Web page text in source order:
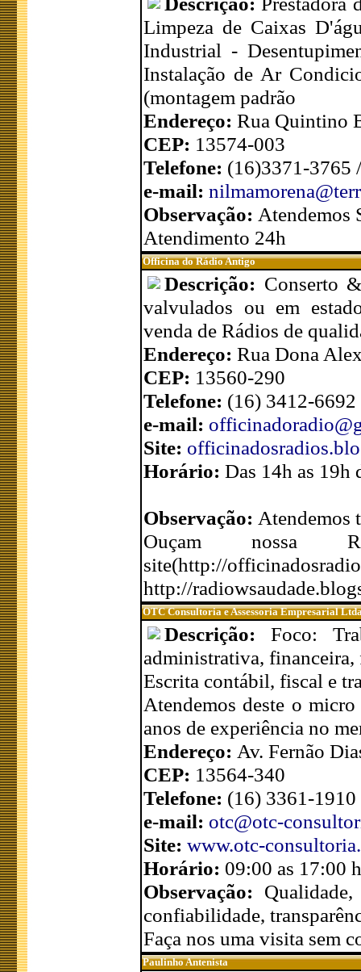
Limpeza de Caixas
Industrial -
Instalação de Ar
(montagem padrão
Endereço: Rua Quintino
CEP: 13574-003
Telefone: (16)3371-3765
e-mail:
Observação: Atendemos
Atendimento 24h
Officina do Rádio Antigo
Descrição: Conserto
valvulados ou em
venda de Rádios de
Endereço: Rua Dona
CEP: 13560-290
Telefone: (16) 3412-6692
e-mail:
Site:
Horário: Das 14h as 19h
Observação: Atendemos
Ouçam nossa
site(http://
http://
OTC Consultoria e Assessoria Empresarial
Descrição:Foco:
administrativa,
Escrita contábil, fiscal e
Atendemos deste o
anos de experiência no
Endereço: Av. Fernão
CEP: 13564-340
Telefone: (16) 3361-
e-mail: otc@otc-
Site: www.otc-
Horário: 09:00 as 17:00
Observação:
confiabilidade,
Faça nos uma visita sem
Paulinho Antenista